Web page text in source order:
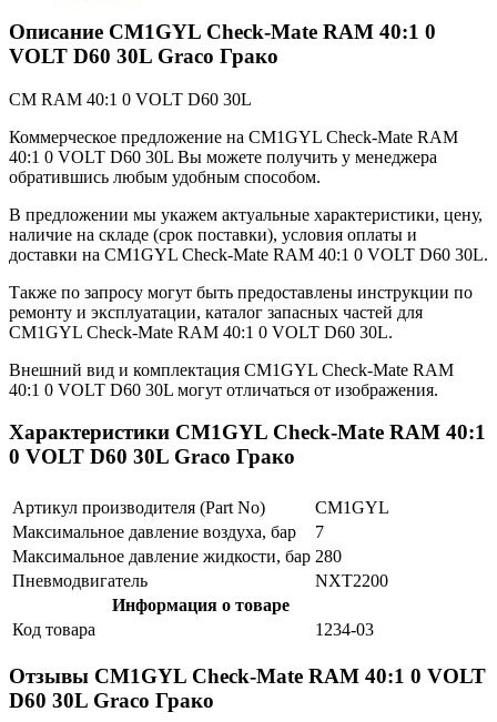
Описание CM1GYL Check-Mate RAM 40:1 0
VOLT D60 30L Graco Грако
CM RAM 40:1 0 VOLT D60 30L
Коммерческое предложение на CM1GYL Check-Mate RAM
40:1 0 VOLT D60 30L Вы можете получить у менеджера
обратившись любым удобным способом.
В предложении мы укажем актуальные характеристики, цену,
наличие на складе (срок поставки), условия оплаты и
доставки на CM1GYL Check-Mate RAM 40:1 0 VOLT D60 30L.
Также по запросу могут быть предоставлены инструкции по
ремонту и эксплуатации, каталог запасных частей для
CM1GYL Check-Mate RAM 40:1 0 VOLT D60 30L.
Внешний вид и комплектация CM1GYL Check-Mate RAM
40:1 0 VOLT D60 30L могут отличаться от изображения.
Характеристики CM1GYL Check-Mate RAM 40:1
0 VOLT D60 30L Graco Грако
Артикул производителя (Part No)
CM1GYL
Максимальное давление воздуха, бар
7
Максимальное давление жидкости, бар 280
Пневмодвигатель
NXT2200
Информация о товаре
Код товара
1234-03
Отзывы CM1GYL Check-Mate RAM 40:1 0 VOLT
D60 30L Graco Грако